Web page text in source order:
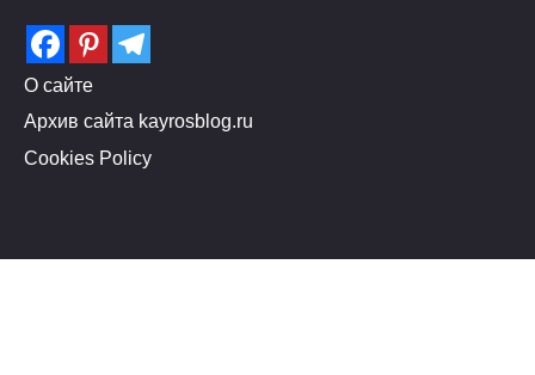
О сайте
Архив сайта kayrosblog.ru
Cookies Policy